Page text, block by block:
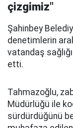
çizgimiz"
Şahinbey
denetimlerin
vatandaş
etti.
Tahmazoğlu,
Müdürlüğü ile
sürdürdüğünü